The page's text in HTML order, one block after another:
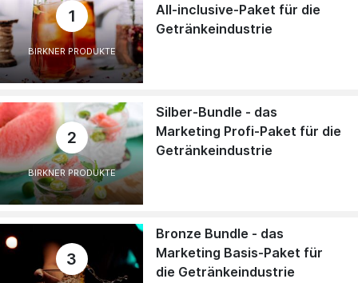
1
BIRKNER PRODUKTE
All-inclusive-Paket für die
Getränkeindustrie
2
BIRKNER PRODUKTE
Silber-Bundle - das
Marketing Profi-Paket für die
Getränkeindustrie
3
Bronze Bundle - das
Marketing Basis-Paket für
die Getränkeindustrie